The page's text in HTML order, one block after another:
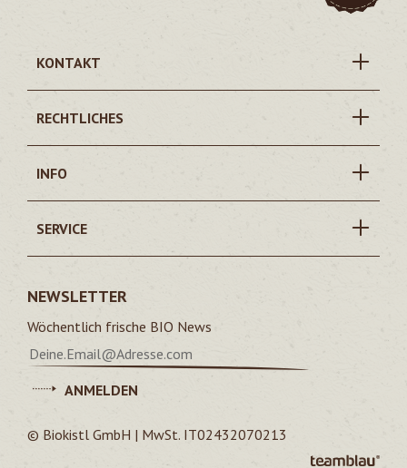
KONTAKT
RECHTLICHES
INFO
SERVICE
NEWSLETTER
Wöchentlich frische BIO News
ANMELDEN
© Biokistl GmbH | MwSt. IT02432070213